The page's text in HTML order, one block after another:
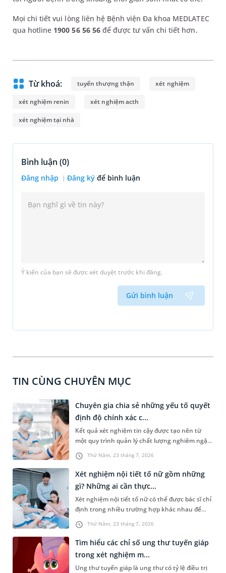
Mọi chi tiết vui lòng liên hệ Bệnh viện Đa khoa MEDLATEC
qua hotline 1900 56 56 56để được tư vấn chi tiết hơn.
Từ khoá: tuyến thượng thận xét nghiệm
xét nghiệm renin xét nghiệm acth
xét nghiệm tại nhà
Bình luận (0)
Đăng nhập Đăng ký để bình luận
Ý kiến của bạn sẽ được xét duyệt trước khi đăng.
Gửi bình luận
TIN CÙNG CHUYÊN MỤC
Thứ Năm, 23 tháng 7, 2026
Chuyên gia chia sẻ những yếu tố quyết
định độ chính xác c...
Kết quả xét nghiệm tin cậy được tạo nên từ
một quy trình quản lý chất lượng nghiêm ngặt,
xuyên suốt từ trước, trong và sau xét nghiệm.
Theo PGS.TS Nguyễn Thái Sơn - Giám đốc Hệ
thống Xét nghiệm MEDLATEC, chỉ khi mỗi công
đoạn đều được thực hiện đúng quy trình và
kiểm soát chặt chẽ, kết quả xét nghiệm mới
thực sự có giá trị trong phát hiện bệnh, hỗ trợ
chẩn đoán và theo dõi hiệu quả điều trị.
Thứ Năm, 23 tháng 7, 2026
Xét nghiệm nội tiết tố nữ gồm những
gì? Những ai cần thực...
Xét nghiệm nội tiết tố nữ có thể được bác sĩ chỉ
định trong nhiều trường hợp khác nhau để
đánh giá về tình trạng sức khỏe của chị em, đặc
biệt là sức khỏe sinh sản. Vậy loại xét nghiệm
này bao gồm những gì? Những ai cần xét
Tìm hiểu các chỉ số ung thư tuyến giáp
trong xét nghiệm m...
Ung thư tuyến giáp là ung thư có tỷ lệ điều trị